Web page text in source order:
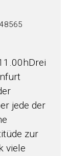
jede der
zur
viele